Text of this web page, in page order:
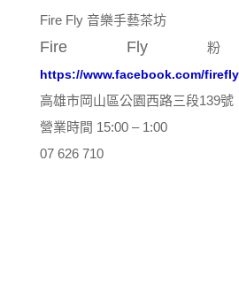
Fire Fly 音樂手藝茶坊
Fire Fly
https://www.facebook.com/
高雄市岡山區公園西路三段139號
營業時間 15:00 – 1:00
07 626 710